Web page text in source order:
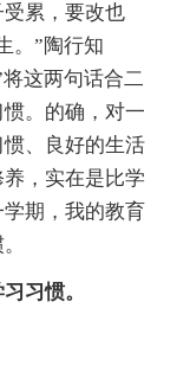
累，要改也
。”陶行知
这两句话合二
。的确，对一
、良好的生活
，实在是比学
期，我的教育
习惯。